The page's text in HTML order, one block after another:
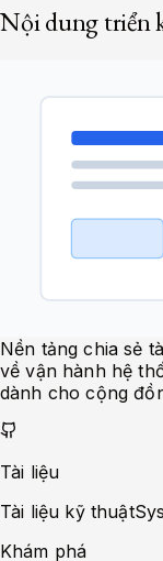
Nội dung triển
resize ảnh on-
Kết quả
Nền tảng chia sẻ
về vận hành hệ
dành cho cộng
Tài liệu
Tài liệu kỹ thuật
Khám phá